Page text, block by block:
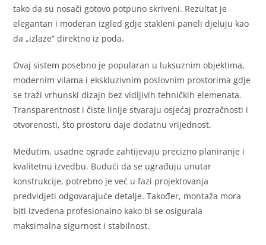
tako da su nosači gotovo potpuno skriveni. Rezultat je
elegantan i moderan izgled gdje stakleni paneli djeluju kao
da „izlaze“ direktno iz poda.
Ovaj sistem posebno je popularan u luksuznim objektima,
modernim vilama i ekskluzivnim poslovnim prostorima gdje
se traži vrhunski dizajn bez vidljivih tehničkih elemenata.
Transparentnost i čiste linije stvaraju osjećaj prozračnosti i
otvorenosti, što prostoru daje dodatnu vrijednost.
Međutim, usadne ograde zahtijevaju precizno planiranje i
kvalitetnu izvedbu. Budući da se ugrađuju unutar
konstrukcije, potrebno je već u fazi projektovanja
predvidjeti odgovarajuće detalje. Također, montaža mora
biti izvedena profesionalno kako bi se osigurala
maksimalna sigurnost i stabilnost.